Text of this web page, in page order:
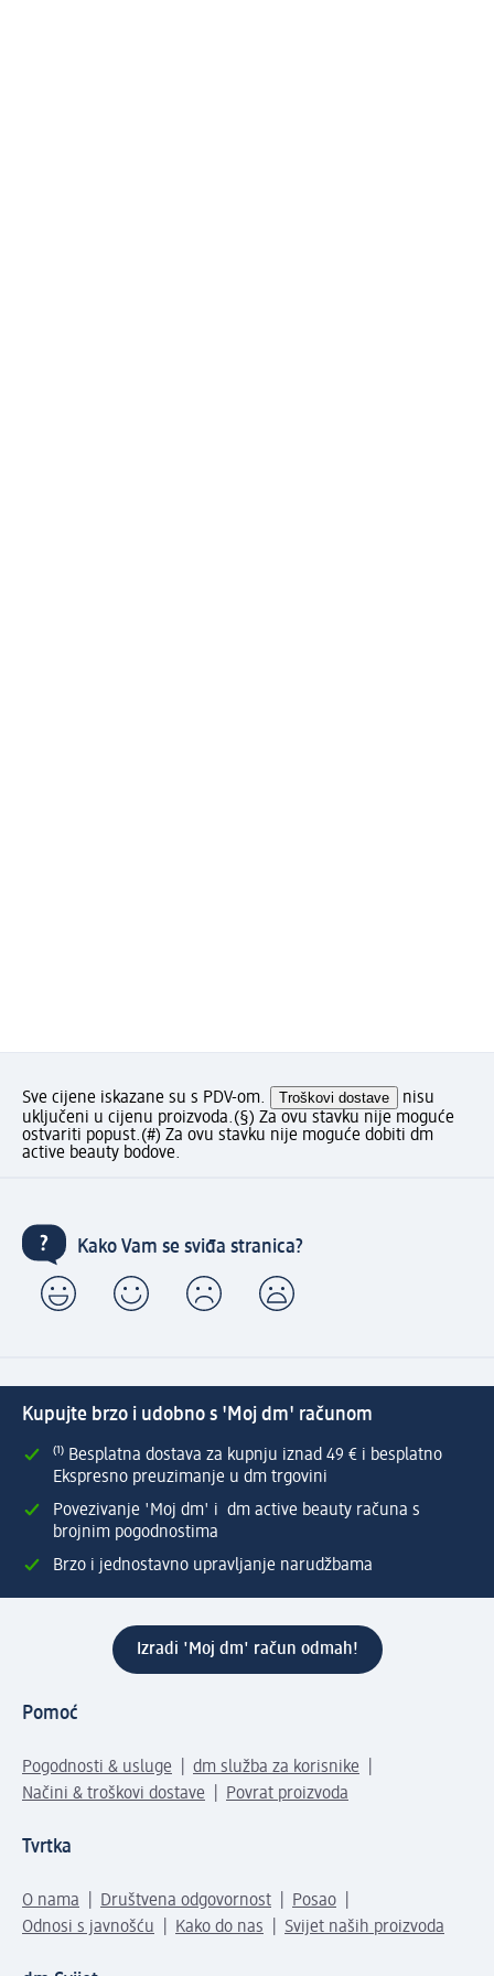
Sve cijene iskazane su s PDV-om. Troškovi dostave
nisu
uključeni u cijenu proizvoda.(§) Za ovu stavku nije moguće
ostvariti popust.(#) Za ovu stavku nije moguće dobiti dm
active beauty bodove.
Kako Vam se sviđa stranica?
Kupujte brzo i udobno s 'Moj dm' računom
⁽¹⁾ Besplatna dostava za kupnju iznad 49 € i besplatno
Ekspresno preuzimanje u dm trgovini
Povezivanje 'Moj dm' i dm active beauty računa s
brojnim pogodnostima
Brzo i jednostavno upravljanje narudžbama
Izradi 'Moj dm' račun odmah!
Pomoć
Pogodnosti & usluge
dm služba za korisnike
Načini & troškovi dostave
Povrat proizvoda
Tvrtka
O nama Društvena odgovornost
Posao
Odnosi s javnošću
Kako do nas Svijet naših proizvoda